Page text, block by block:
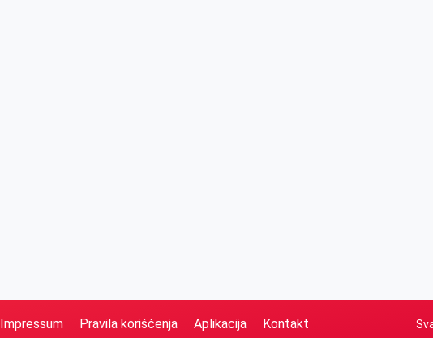
Impressum Pravila korišćenja Aplikacija Kontakt